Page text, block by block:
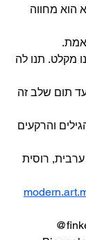
הוא מחווה
אמת.
מקלט. תנו לה
אחרון: .10.07 2025 )עד תום שלב זה
והרקעים
רוסית